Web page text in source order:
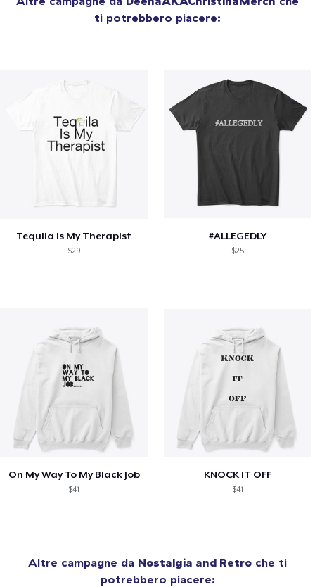
ti potrebbero piacere:
Tequila Is My Therapist
$29
#ALLEGEDLY
$25
On My Way To My Black Job
$41
KNOCK IT OFF
$41
Altre campagne da Nostalgia and Retro che ti
potrebbero piacere: